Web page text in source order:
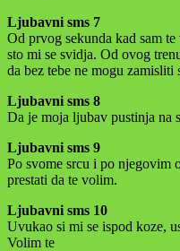
Ljubavni sms 7
Od prvog sekunda kad sam
sto mi se svidja. Od ovog
da bez tebe ne mogu zamisliti
Ljubavni sms 8
Da je moja ljubav pustinja na
Ljubavni sms 9
Po svome srcu i po njegovim
prestati da te volim.
Ljubavni sms 10
Uvukao si mi se ispod koze,
Volim te